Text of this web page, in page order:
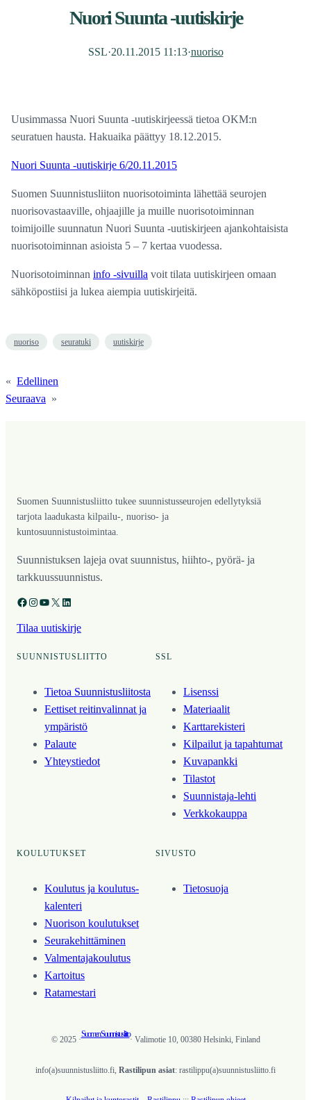
Nuori Suunta -uutiskirje
SSL·20.11.2015 11:13·nuoriso
Uusimmassa Nuori Suunta -uutiskirjeessä tietoa OKM:n
seuratuen hausta. Hakuaika päättyy 18.12.2015.
Nuori Suunta -uutiskirje 6/20.11.2015
Suomen Suunnistusliiton nuorisotoiminta lähettää seurojen
nuorisovastaaville, ohjaajille ja muille nuorisotoiminnan
toimijoille suunnatun Nuori Suunta -uutiskirjeen ajankohtaisista
nuorisotoiminnan asioista 5 – 7 kertaa vuodessa.
Nuorisotoiminnan info -sivuilla voit tilata uutiskirjeen omaan
sähköpostiisi ja lukea aiempia uutiskirjeitä.
nuoriso seuratuki uutiskirje
« Edellinen
Seuraava »
Suomen Suunnistusliitto tukee suunnistusseurojen edellytyksiä
tarjota laadukasta kilpailu-, nuoriso- ja
kuntosuunnistustoimintaa.
Suunnistuksen lajeja ovat suunnistus, hiihto-, pyörä- ja
tarkkuussuunnistus.
Facebook Instagram YouTube X LinkedIn
Tilaa uutiskirje
SUUNNISTUSLIITTO
Tietoa Suunnistusliitosta
Eettiset reitinvalinnat ja
ympäristö
Palaute
Yhteystiedot
SSL
Lisenssi
Materiaalit
Karttarekisteri
Kilpailut ja tapahtumat
Kuvapankki
Tilastot
Suunnistaja-lehti
Verkkokauppa
KOULUTUKSET
Koulutus ja koulutus­
kalenteri
Nuorison koulutukset
Seura­kehittäminen
Valmentaja­koulutus
Kartoitus
Ratamestari
SIVUSTO
Tietosuoja
© 2025 ·
Suomen Suunnistusliitto
· Valimotie 10, 00380 Helsinki, Finland
info(a)suunnistusliitto.fi, Rastilipun asiat: rastilippu(a)suunnistusliitto.fi